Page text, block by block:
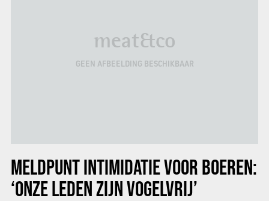
meat&co
GEEN AFBEELDING BESCHIKBAAR
MELDPUNT INTIMIDATIE VOOR BOEREN:
‘ONZE LEDEN ZIJN VOGELVRIJ’